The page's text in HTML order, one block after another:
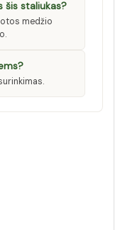
šis staliukas?
medžio